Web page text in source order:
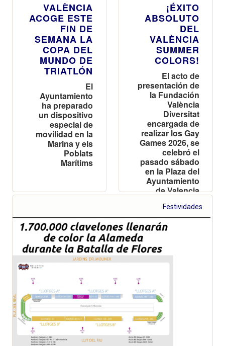
VALÈNCIA
ACOGE ESTE
FIN DE
SEMANA LA
COPA DEL
MUNDO DE
TRIATLÓN
El
Ayuntamiento
ha preparado
un dispositivo
especial de
movilidad en la
Marina y els
Poblats
Marítims
¡ÉXITO
ABSOLUTO
DEL
VALÈNCIA
SUMMER
COLORS!
El acto de
presentación de
la Fundación
València
Diversitat
encargada de
realizar los Gay
Games 2026, se
celebró el
pasado sábado
en la Plaza del
Ayuntamiento
de Valencia
Festividades